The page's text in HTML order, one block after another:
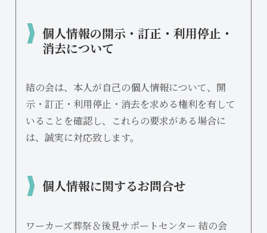
個人情報の開示・訂正・利用停止・
消去について
結の会は、本人が自己の個人情報について、開
示・訂正・利用停止・消去を求める権利を有して
いることを確認し、これらの要求がある場合に
は、誠実に対応致します。
個人情報に関するお問合せ
ワーカーズ葬祭＆後見サポートセンター 結の会